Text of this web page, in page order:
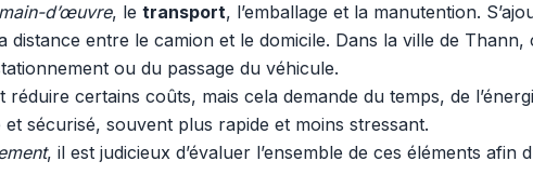
main-d’œuvre, le transport, l’emballage et la manutention.
entre le camion et le domicile. Dans la ville de
ou du passage du véhicule.
certains coûts, mais cela demande du temps, de
sécurisé, souvent plus rapide et moins stressant.
, il est judicieux d’évaluer l’ensemble de ces éléments